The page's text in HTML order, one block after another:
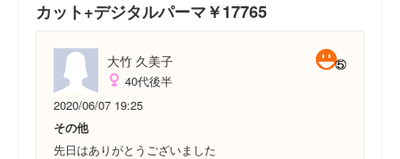
カット+デジタルパーマ￥17765
大竹 久美子
40代後半
2020/06/07 19:25
その他
先日はありがとうございました